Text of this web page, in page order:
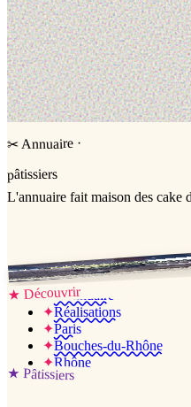
✂ Annuaire ·
pâtissiers
L'annuaire fait maison des cake
Jessica & Jérémy ♡
★Découvrir
✦L’annuaire
✦Réalisations
✦Paris
✦Bouches-du-Rhône
✦Rhône
★Pâtissiers